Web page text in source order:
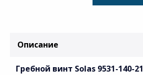
Описание
Гребной винт Solas 9531-140-21